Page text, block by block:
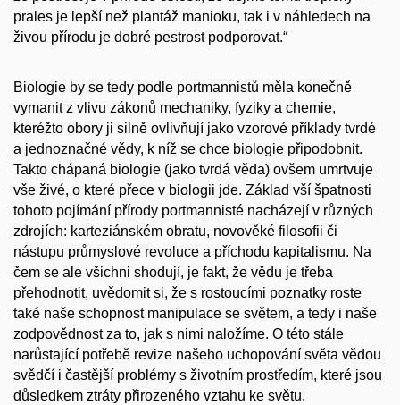
prales je lepší než plantáž manioku, tak i v náhledech na
živou přírodu je dobré pestrost podporovat.“
Biologie by se tedy podle portmannistů měla konečně
vymanit z vlivu zákonů mechaniky, fyziky a chemie,
kteréžto obory ji silně ovlivňují jako vzorové příklady tvrdé
a jednoznačné vědy, k níž se chce biologie připodobnit.
Takto chápaná biologie (jako tvrdá věda) ovšem umrtvuje
vše živé, o které přece v biologii jde. Základ vší špatnosti
tohoto pojímání přírody portmannisté nacházejí v různých
zdrojích: karteziánském obratu, novověké filosofii či
nástupu průmyslové revoluce a příchodu kapitalismu. Na
čem se ale všichni shodují, je fakt, že vědu je třeba
přehodnotit, uvědomit si, že s rostoucími poznatky roste
také naše schopnost manipulace se světem, a tedy i naše
zodpovědnost za to, jak s nimi naložíme. O této stále
narůstající potřebě revize našeho uchopování světa vědou
svědčí i častější problémy s životním prostředím, které jsou
důsledkem ztráty přirozeného vztahu ke světu.